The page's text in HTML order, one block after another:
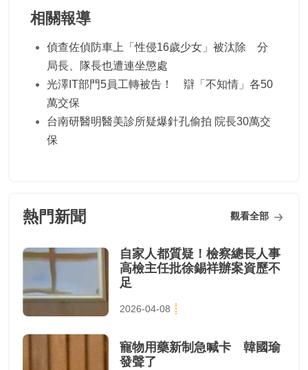
相關報導
偵查佐偵防車上「性侵16歲少女」被汰除 分
局長、隊長也遭連坐懲處
光澤IT部門5員工轉被告！ 辯「不知情」各50
萬交保
台南研醫明醫美診所疑爆針孔偷拍 院長30萬交
保
熱門新聞 觀看全部
自家人都質疑！檢察總長人事
高檢主任批徐錫祥辦案資歷不
足
2026-04-08
寵物用藥新制急喊卡 韓國瑜
發聲了